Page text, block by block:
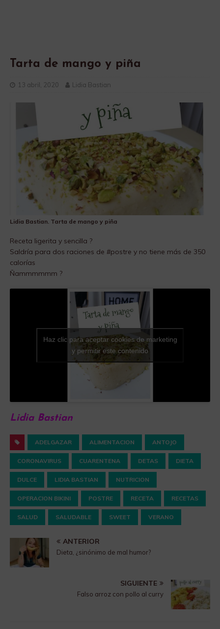
Tarta de mango y piña
13 abril, 2020 Lidia Bastian
Lidia Bastian. Tarta de mango y piña
Receta ligerita y sencilla ?
Saldría para dos raciones de #postre y no tiene más de 350
calorías
Ñammmmmm ?
Haz clic para aceptar cookies de marketing
y permitir este contenido
Lidia Bastian
ADELGAZAR ALIMENTACION ANTOJO
CORONAVIRUS CUARENTENA DETAS DIETA
DULCE LIDIA BASTIAN NUTRICION
OPERACION BIKINI POSTRE RECETA RECETAS
SALUD SALUDABLE SWEET VERANO
ANTERIOR
Dieta, ¿sinónimo de mal humor?
SIGUIENTE
Falso arroz con pollo al curry